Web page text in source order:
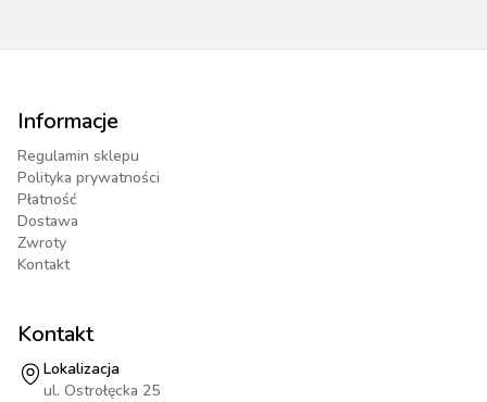
Informacje
Regulamin sklepu
Polityka prywatności
Płatność
Dostawa
Zwroty
Kontakt
Kontakt
Lokalizacja
ul. Ostrołęcka 25